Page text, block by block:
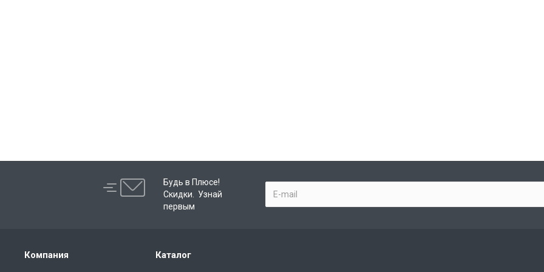
Будь в Плюсе!
Скидки. Узнай
первым
Компания Каталог